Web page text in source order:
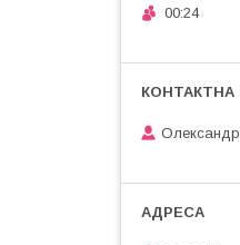
00:24
Олександр